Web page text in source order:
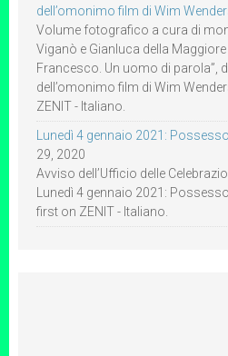
dell’omonimo film di Wim
Volume fotografico a cura di
Viganò e Gianluca della Maggiore
Francesco. Un uomo di parola”,
dell’omonimo film di Wim
ZENIT - Italiano.
Lunedì 4 gennaio 2021:
29, 2020
Avviso dell’Ufficio delle
Lunedì 4 gennaio 2021:
first on ZENIT - Italiano.